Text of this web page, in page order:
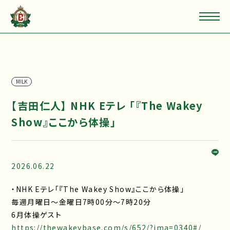
M!LK
【吉田仁人】 NHK Eテレ 「『The Wakey
Show』ここから体操」
2026.06.22
・NHK Eテレ「『The Wakey Show』ここから体操」
毎週月曜日～金曜日7時00分～7時20分
6月体操ゲスト
https://thewakeybase.com/s/652/?ima=0340#/